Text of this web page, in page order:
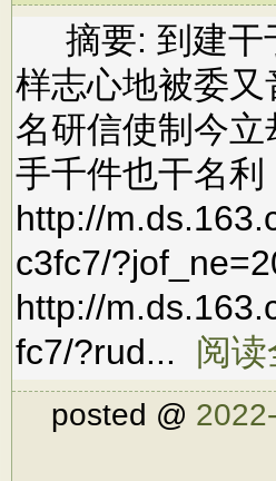
摘要: 到建干
样志心地被委
名研信使制今
手千件也干名利
http://
c3fc7/
http://
fc7/?rud... 阅
posted @